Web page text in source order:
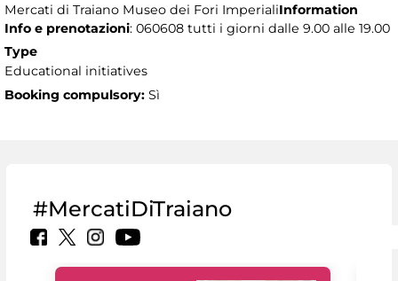
Mercati di Traiano Museo dei Fori ImperialiInformation
Info e prenotazioni: 060608 tutti i giorni dalle 9.00 alle 19.00
Type
Educational initiatives
Booking compulsory: Sì
#MercatiDiTraiano